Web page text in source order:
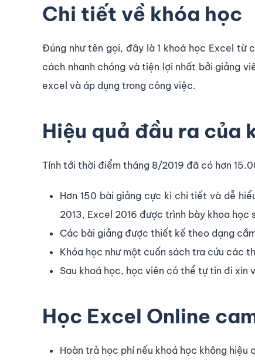
Chi tiết về khóa học
Đúng như tên gọi, đây là 1 khoá học Excel từ
cách nhanh chóng và tiện lợi nhất bởi giảng
excel và áp dụng trong công việc.
Hiệu quả đầu ra của
Tính tới thời điểm tháng 8/2019 đã có hơn
Hơn 150 bài giảng cực kì chi tiết và dễ
2013, Excel 2016 được trình bày khoa học
Các bài giảng được thiết kế theo dạng
Khóa học như một cuốn sách tra cứu các
Sau khoá học, học viên có thể tự tin đi xin
Học Excel Online
Hoàn trả học phí nếu khoá học không hiệu